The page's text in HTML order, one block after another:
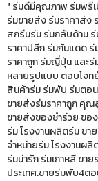
" ร่มดีมีคุณภาพ ร่มพรี
ร่มขายส่ง ร่มราคาส่ง
สกรีนร่ม ร่มกลับด้าน ร่
ราคาปลีก ร่มกันแดด
ราคาถูก ร่มญี่ปุ่น และ
หลายรูปแบบ ตอบโจท
สินค้าร่ม ร่มพับ ร่มตอน
ขายส่งร่มราคาถูก คุณ
ขายส่งของชำร่วย ขอ
ร่ม โรงงานผลิตร่ม ข
จำหน่ายร่ม โรงงานผ
ร่มน่ารัก ร่มเกาหลี ขา
ประเทศ.ขายร่มพับ4ต